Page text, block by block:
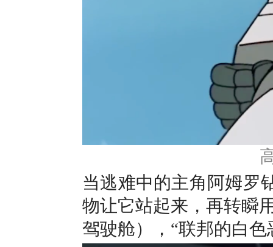
当逃难中的主角阿姆罗
物让它站起来，再转瞬
驾驶舱），“联邦的白